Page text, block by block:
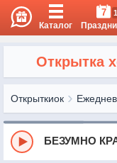
Каталог
7 1
Открытка
Открыткиок